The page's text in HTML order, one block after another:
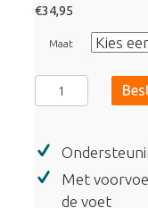
Gewaardeer
d
uit 5
€34,95
Maat
Steunzool
Arch
Forefoot
Support
Dames
Met
de voet